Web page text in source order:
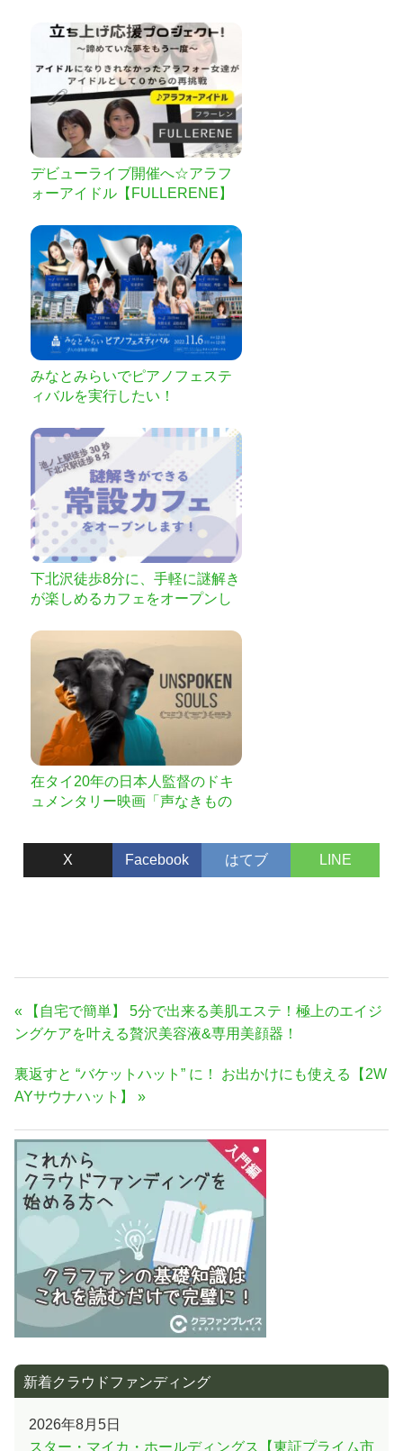
デビューライブ開催へ☆アラフ
ォーアイドル【FULLERENE】
みなとみらいでピアノフェステ
ィバルを実行したい！
下北沢徒歩8分に、手軽に謎解き
が楽しめるカフェをオープンし
在タイ20年の日本人監督のドキ
ュメンタリー映画「声なきもの
します
X
Facebook はてブ LINE
投
稿
ビ
ゲ
ー
シ
ョ
ン
前
の
事:
【自宅で簡単】 5分で出来る美肌エステ！極上のエイジ
ングケアを叶える贅沢美容液&専用美顔器！
次
の
事:
裏返すと “バケットハット” に！ お出かけにも使える【2W
AYサウナハット】
新着クラウドファンディング
2026年8月5日
スター・マイカ・ホールディングス【東証プライム市